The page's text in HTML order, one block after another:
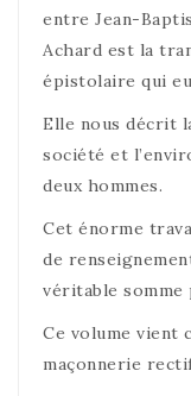
entre Jean-
Achard est la
épistolaire qui
Elle nous décrit
société et
deux hommes.
Cet énorme
de
véritable somme
Ce volume vient
maçonnerie